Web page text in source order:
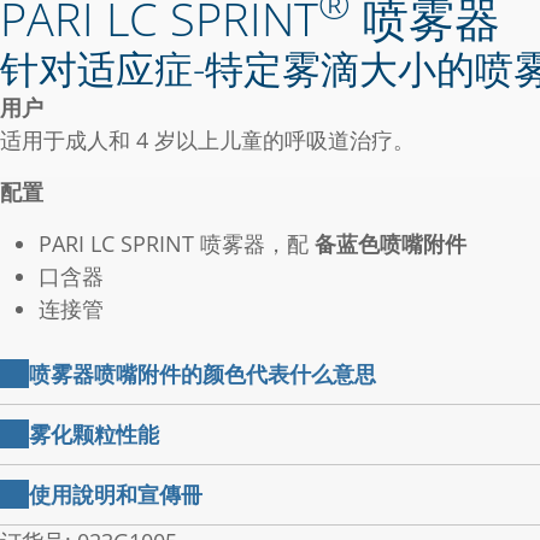
PARI LC SPRINT 喷雾器
针对适应症-特定雾滴大小的喷
用户
适用于成人和 4 岁以上儿童的呼吸道治疗。
配置
PARI LC SPRINT 喷雾器，配 备蓝色喷嘴附件
口含器
连接管
喷雾器喷嘴附件的颜色代表什么意思
蓝色喷嘴附件
蓝色喷嘴附件可使雾滴有效沉积在较大的儿童和成人
雾器中可找到蓝色喷嘴。
雾化颗粒性能
PARI BOY 压缩机与PARI LC SPRINT 喷雾器结合使用
使用說明和宣傳冊